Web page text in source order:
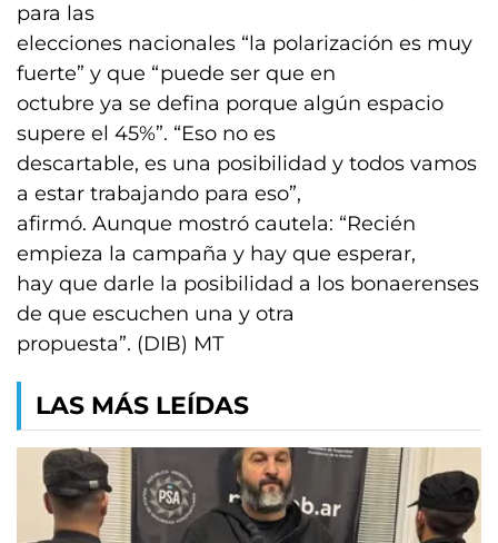
para las
elecciones nacionales “la polarización es muy
fuerte” y que “puede ser que en
octubre ya se defina porque algún espacio
supere el 45%”. “Eso no es
descartable, es una posibilidad y todos vamos
a estar trabajando para eso”,
afirmó. Aunque mostró cautela: “Recién
empieza la campaña y hay que esperar,
hay que darle la posibilidad a los bonaerenses
de que escuchen una y otra
propuesta”. (DIB) MT
LAS MÁS LEÍDAS